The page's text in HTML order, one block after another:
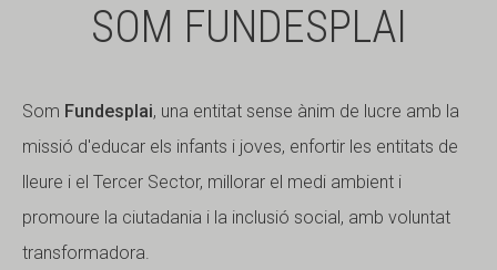
SOM FUNDESPLAI
Som Fundesplai, una entitat sense ànim de lucre amb la
missió d'educar els infants i joves, enfortir les entitats de
lleure i el Tercer Sector, millorar el medi ambient i
promoure la ciutadania i la inclusió social, amb voluntat
transformadora.